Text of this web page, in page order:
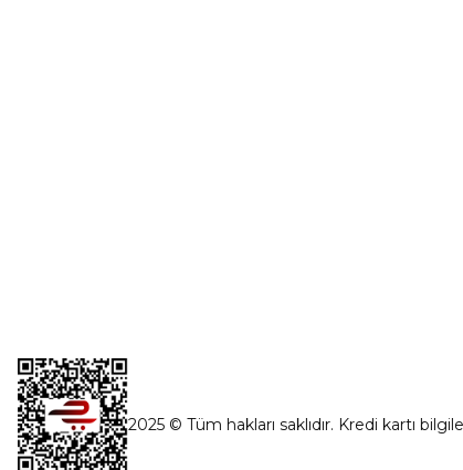
2025 © Tüm hakları saklıdır. Kredi kartı